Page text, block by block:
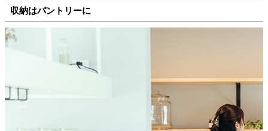
収納はパントリーに